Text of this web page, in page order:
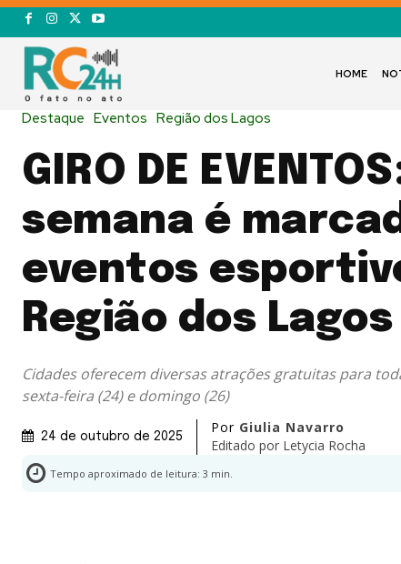
HOME
Destaque Eventos Região dos Lagos
GIRO DE
semana é
eventos
Região dos Lagos
Cidades oferecem diversas atrações gratuitas para
sexta-feira (24) e domingo (26)
24 de outubro de 2025
Por Giulia Navarro
Editado por Letycia Rocha
Tempo aproximado de leitura: 3 min.